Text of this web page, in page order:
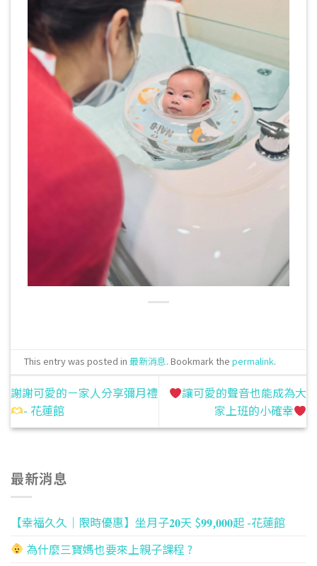
This entry was posted in最新消息. Bookmark thepermalink.
謝謝可愛的ㄧ家人分享彌月禮
- 花蓮館
讓可愛的聲音也能成為大
家上班的小確幸
最新消息
【幸福久久｜限時優惠】坐月子𝟐𝟎天 $𝟗𝟗,𝟎𝟎𝟎起 -花蓮館
為什麼三寶媽也要來上親子課程 ?